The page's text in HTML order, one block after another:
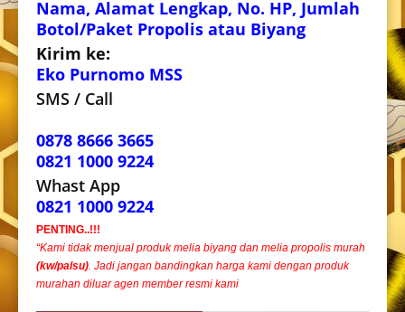
Nama, Alamat Lengkap, No. HP, Jumlah
Botol/Paket Propolis atau Biyang
Kirim ke:
Eko Purnomo MSS
SMS / Call
0878 8666 3665
0821 1000 9224
Whast App
0821 1000 9224
PENTING..!!!
“Kami tidak menjual produk melia biyang dan melia propolis murah
(kw/palsu). Jadi jangan bandingkan harga kami dengan produk
murahan diluar agen member resmi kami